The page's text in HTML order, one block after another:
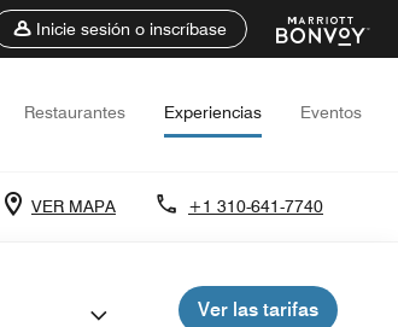
Inicie sesión o inscríbase
Restaurantes Experiencias Eventos
VER MAPA +1 310-641-7740
Ver las tarifas